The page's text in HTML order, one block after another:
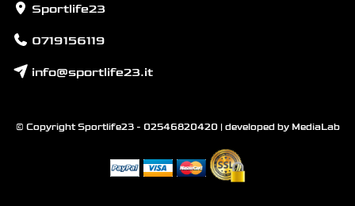
Sportlife23
0719156119
info@sportlife23.it
© Copyright Sportlife23 - 02546820420 | developed by MediaLab